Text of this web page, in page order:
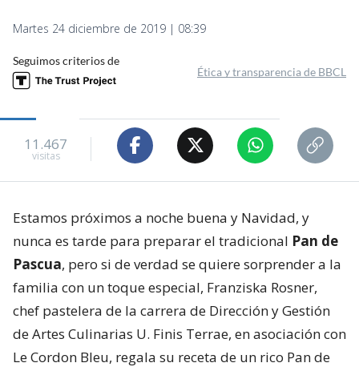
Martes 24 diciembre de 2019 | 08:39
Seguimos criterios de
Ética y transparencia de BBCL
11.467
visitas
Estamos próximos a noche buena y Navidad, y
nunca es tarde para preparar el tradicional Pan de
Pascua, pero si de verdad se quiere sorprender a la
familia con un toque especial, Franziska Rosner,
chef pastelera de la carrera de Dirección y Gestión
de Artes Culinarias U. Finis Terrae, en asociación con
Le Cordon Bleu, regala su receta de un rico Pan de